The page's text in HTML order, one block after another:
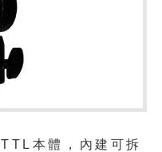
本體，內建可拆